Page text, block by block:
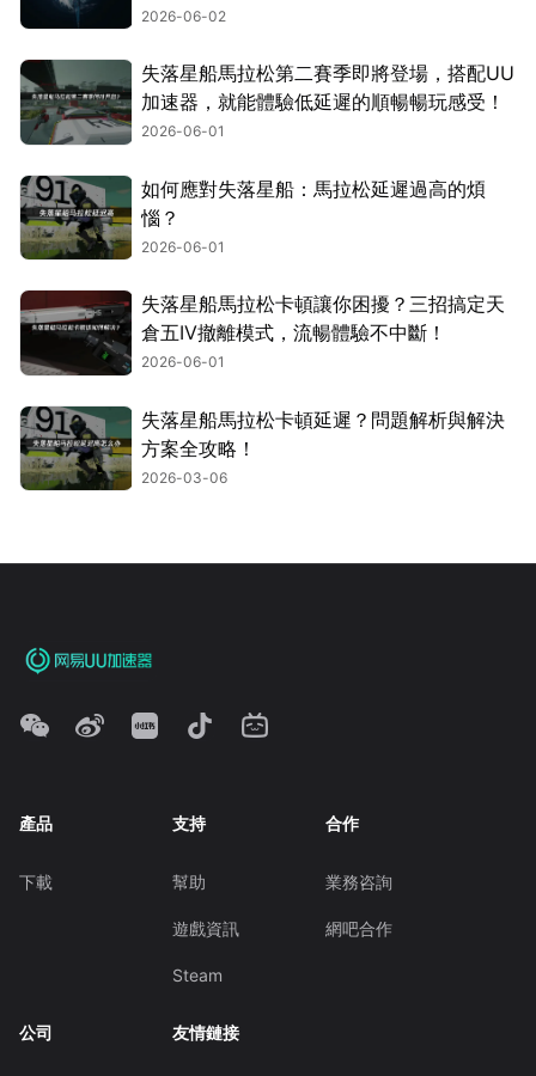
2026-06-02
失落星船馬拉松第二賽季即將登場，搭配UU
加速器，就能體驗低延遲的順暢暢玩感受！
2026-06-01
如何應對失落星船：馬拉松延遲過高的煩
惱？
2026-06-01
失落星船馬拉松卡頓讓你困擾？三招搞定天
倉五IV撤離模式，流暢體驗不中斷！
2026-06-01
失落星船馬拉松卡頓延遲？問題解析與解決
方案全攻略！
2026-03-06
產品
下載
支持
幫助
遊戲資訊
Steam
合作
業務咨詢
網吧合作
公司 友情鏈接